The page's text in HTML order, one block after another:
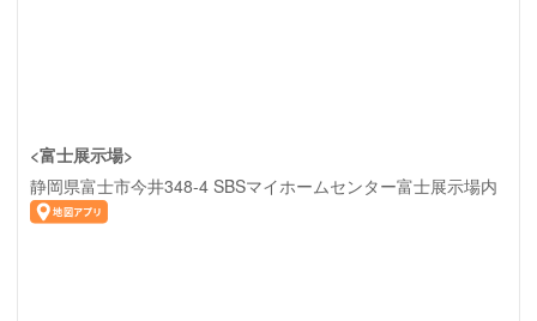
<富士展示場>
静岡県富士市今井348-4 SBSマイホームセンター富士展示場内